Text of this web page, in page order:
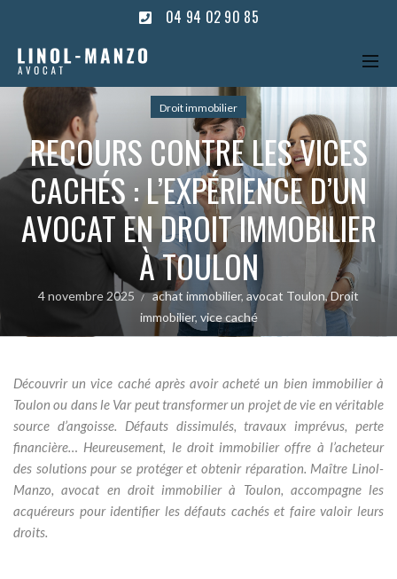
04 94 02 90 85
Droit immobilier
RECOURS CONTRE LES VICES
CACHÉS : L’EXPÉRIENCE D’UN
AVOCAT EN DROIT IMMOBILIER
À TOULON
4 novembre 2025 achat immobilier, avocat Toulon,Droit
immobilier, vice caché
Découvrir un vice caché après avoir acheté un bien immobilier à
Toulon ou dans le Var peut transformer un projet de vie en véritable
source d’angoisse. Défauts dissimulés, travaux imprévus, perte
financière… Heureusement, le droit immobilier offre à l’acheteur
des solutions pour se protéger et obtenir réparation. Maître Linol-
Manzo, avocat en droit immobilier à Toulon, accompagne les
acquéreurs pour identifier les défauts cachés et faire valoir leurs
droits.